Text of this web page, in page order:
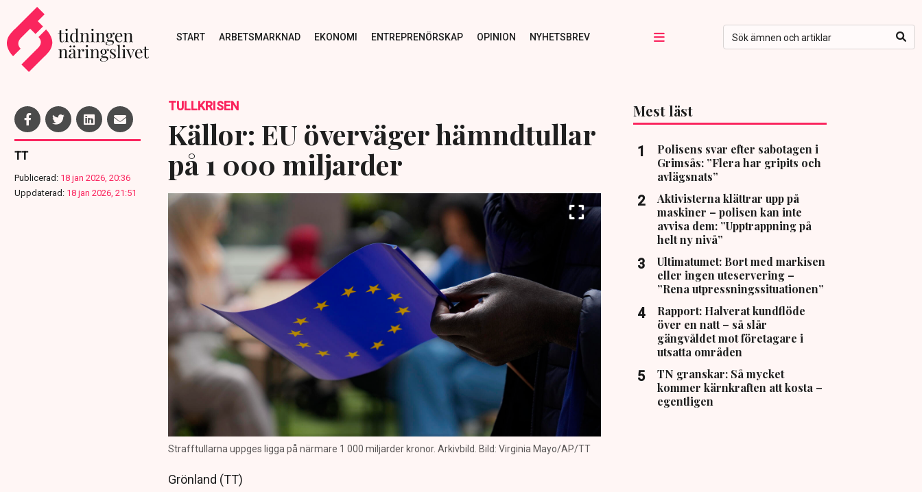
START ARBETSMARKNAD EKONOMI ENTREPRENÖRSKAP OPINION NYHETSBREV
TT
Publicerad: 18 jan 2026, 20:36
Uppdaterad: 18 jan 2026, 21:51
TULLKRISEN
Källor: EU överväger hämndtullar
på 1 000 miljarder
Strafftullarna uppges ligga på närmare 1 000 miljarder kronor. Arkivbild. Bild: Virginia Mayo/AP/TT
Grönland (TT)
Mest läst
Polisens svar efter sabotagen i
Grimsås: ”Flera har gripits och
avlägsnats”
Aktivisterna klättrar upp på
maskiner – polisen kan inte
avvisa dem: ”Upptrappning på
helt ny nivå”
Ultimatumet: Bort med markisen
eller ingen uteservering –
”Rena utpressningssituationen”
Rapport: Halverat kundflöde
över en natt – så slår
gängvåldet mot företagare i
utsatta områden
TN granskar: Så mycket
kommer kärnkraften att kosta –
egentligen